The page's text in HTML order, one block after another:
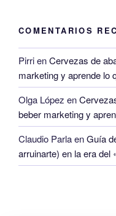
COMENTARIOS
PirrienCervezas de
marketing y aprende lo
Olga López en
beber marketing y
Claudio ParlaenGuía
arruinarte) en la era del